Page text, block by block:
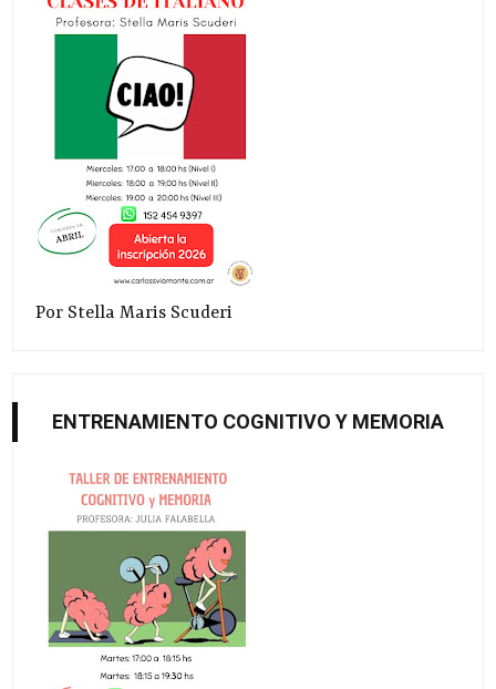
Por Stella Maris Scuderi
ENTRENAMIENTO COGNITIVO Y MEMORIA